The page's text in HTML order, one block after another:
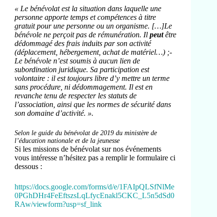
« Le bénévolat est la situation dans laquelle une
personne apporte temps et compétences à titre
gratuit pour une personne ou un organisme. […]Le
bénévole ne perçoit pas de rémunération. Il peutêtre
dédommagé des frais induits par son activité
(déplacement, hébergement, achat de matériel…) ;-
Le bénévole n’est soumis à aucun lien de
subordination juridique. Sa participation est
volontaire : il est toujours libre d’y mettre un terme
sans procédure, ni dédommagement. Il est en
revanche tenu de respecter les statuts de
l’association, ainsi que les normes de sécurité dans
son domaine d’activité. ».
Selon le guide du bénévolat de 2019 du ministère de
l’éducation nationale et de la jeunesse
Si les missions de bénévolat sur nos événements
vous intéresse n’hésitez pas a remplir le formulaire ci
dessous :
https://docs.google.com/forms/d/e/1FAIpQLSfNlMe
0PGhDHr4FeEftszsLqLfycEnakl5CKC_L5n5dSd0
RAw/viewform?usp=sf_link